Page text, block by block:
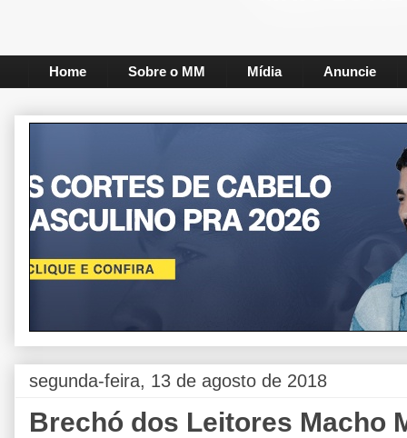
Home Sobre o MM Mídia Anuncie
segunda-feira, 13 de agosto de 2018
Brechó dos Leitores Macho